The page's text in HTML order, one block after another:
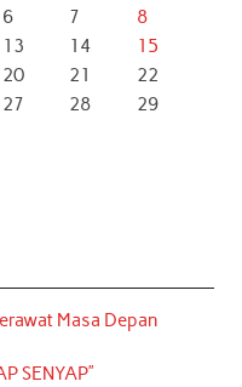
6 7
8
13 14
15
20 21
22
27 28
29
Masa Depan
SENYAP”